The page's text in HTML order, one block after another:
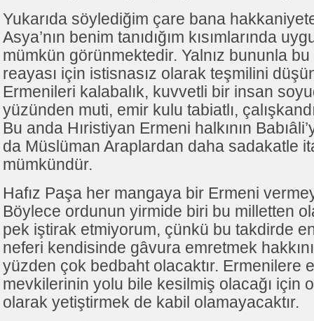
Yukarıda söylediğim çare bana
Asya’nın benim tanıdığım kısımlarında
mümkün görünmektedir. Yalnız bununla
reayası için istisnasız olarak teşmilini
Ermenileri kalabalık, kuvvetli bir insan
yüzünden muti, emir kulu tabiatlı,
Bu anda Hıristiyan Ermeni halkının
da Müslüman Araplardan daha sadakatle
mümkündür.
Hafız Paşa her mangaya bir Ermeni
Böylece ordunun yirmide biri bu milletten
pek iştirak etmiyorum, çünkü bu takdirde
neferi kendisinde gâvura emretmek
yüzden çok bedbaht olacaktır. Ermenilere
mevkilerinin yolu bile kesilmiş olacağı için
olarak yetiştirmek de kabil olamayacaktır.